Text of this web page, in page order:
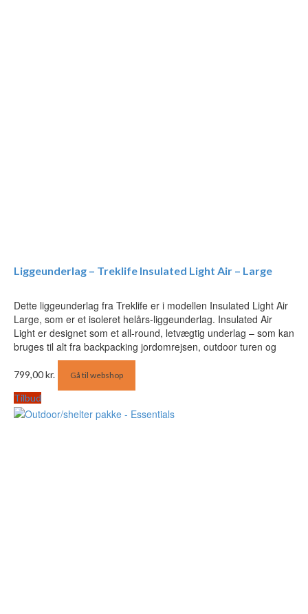
Liggeunderlag – Treklife Insulated Light Air – Large
Dette liggeunderlag fra Treklife er i modellen Insulated Light Air
Large, som er et isoleret helårs-liggeunderlag. Insulated Air
Light er designet som et all-round, letvægtig underlag – som kan
bruges til alt fra backpacking jordomrejsen, outdoor turen og
799,00kr. Gå til webshop
Tilbud